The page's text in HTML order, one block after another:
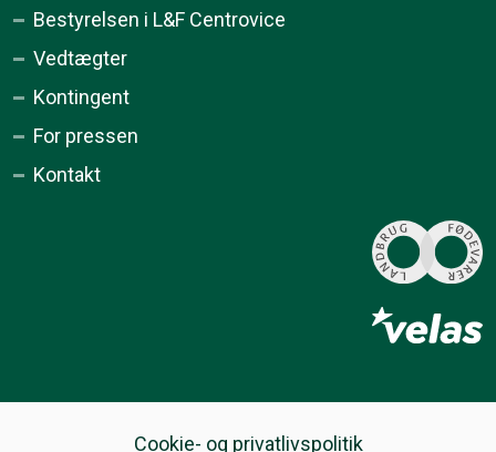
Bestyrelsen i L&F Centrovice
Vedtægter
Kontingent
For pressen
Kontakt
Cookie- og privatlivspolitik